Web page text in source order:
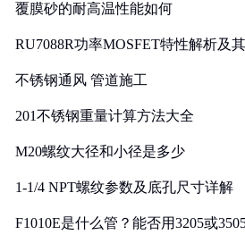
覆膜砂的耐高温性能如何
RU7088R功率MOSFET特性解析及
不锈钢通风 管道施工
201不锈钢重量计算方法大全
M20螺纹大径和小径是多少
1-1/4 NPT螺纹参数及底孔尺寸详解
F1010E是什么管？能否用3205或